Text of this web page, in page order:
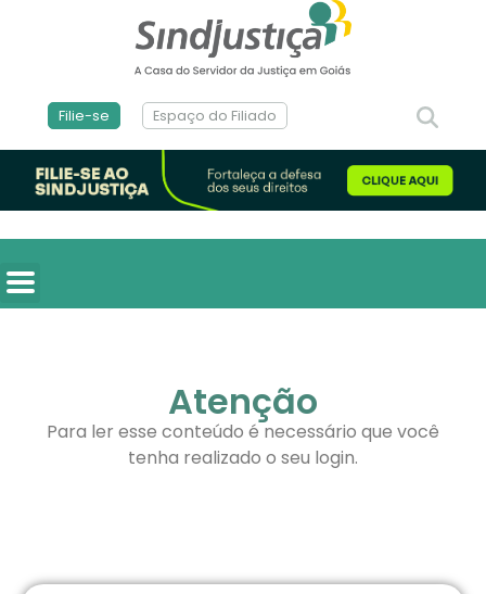
Filie-se Espaço do Filiado
Atenção
Para ler esse conteúdo é necessário que você
tenha realizado o seu login.